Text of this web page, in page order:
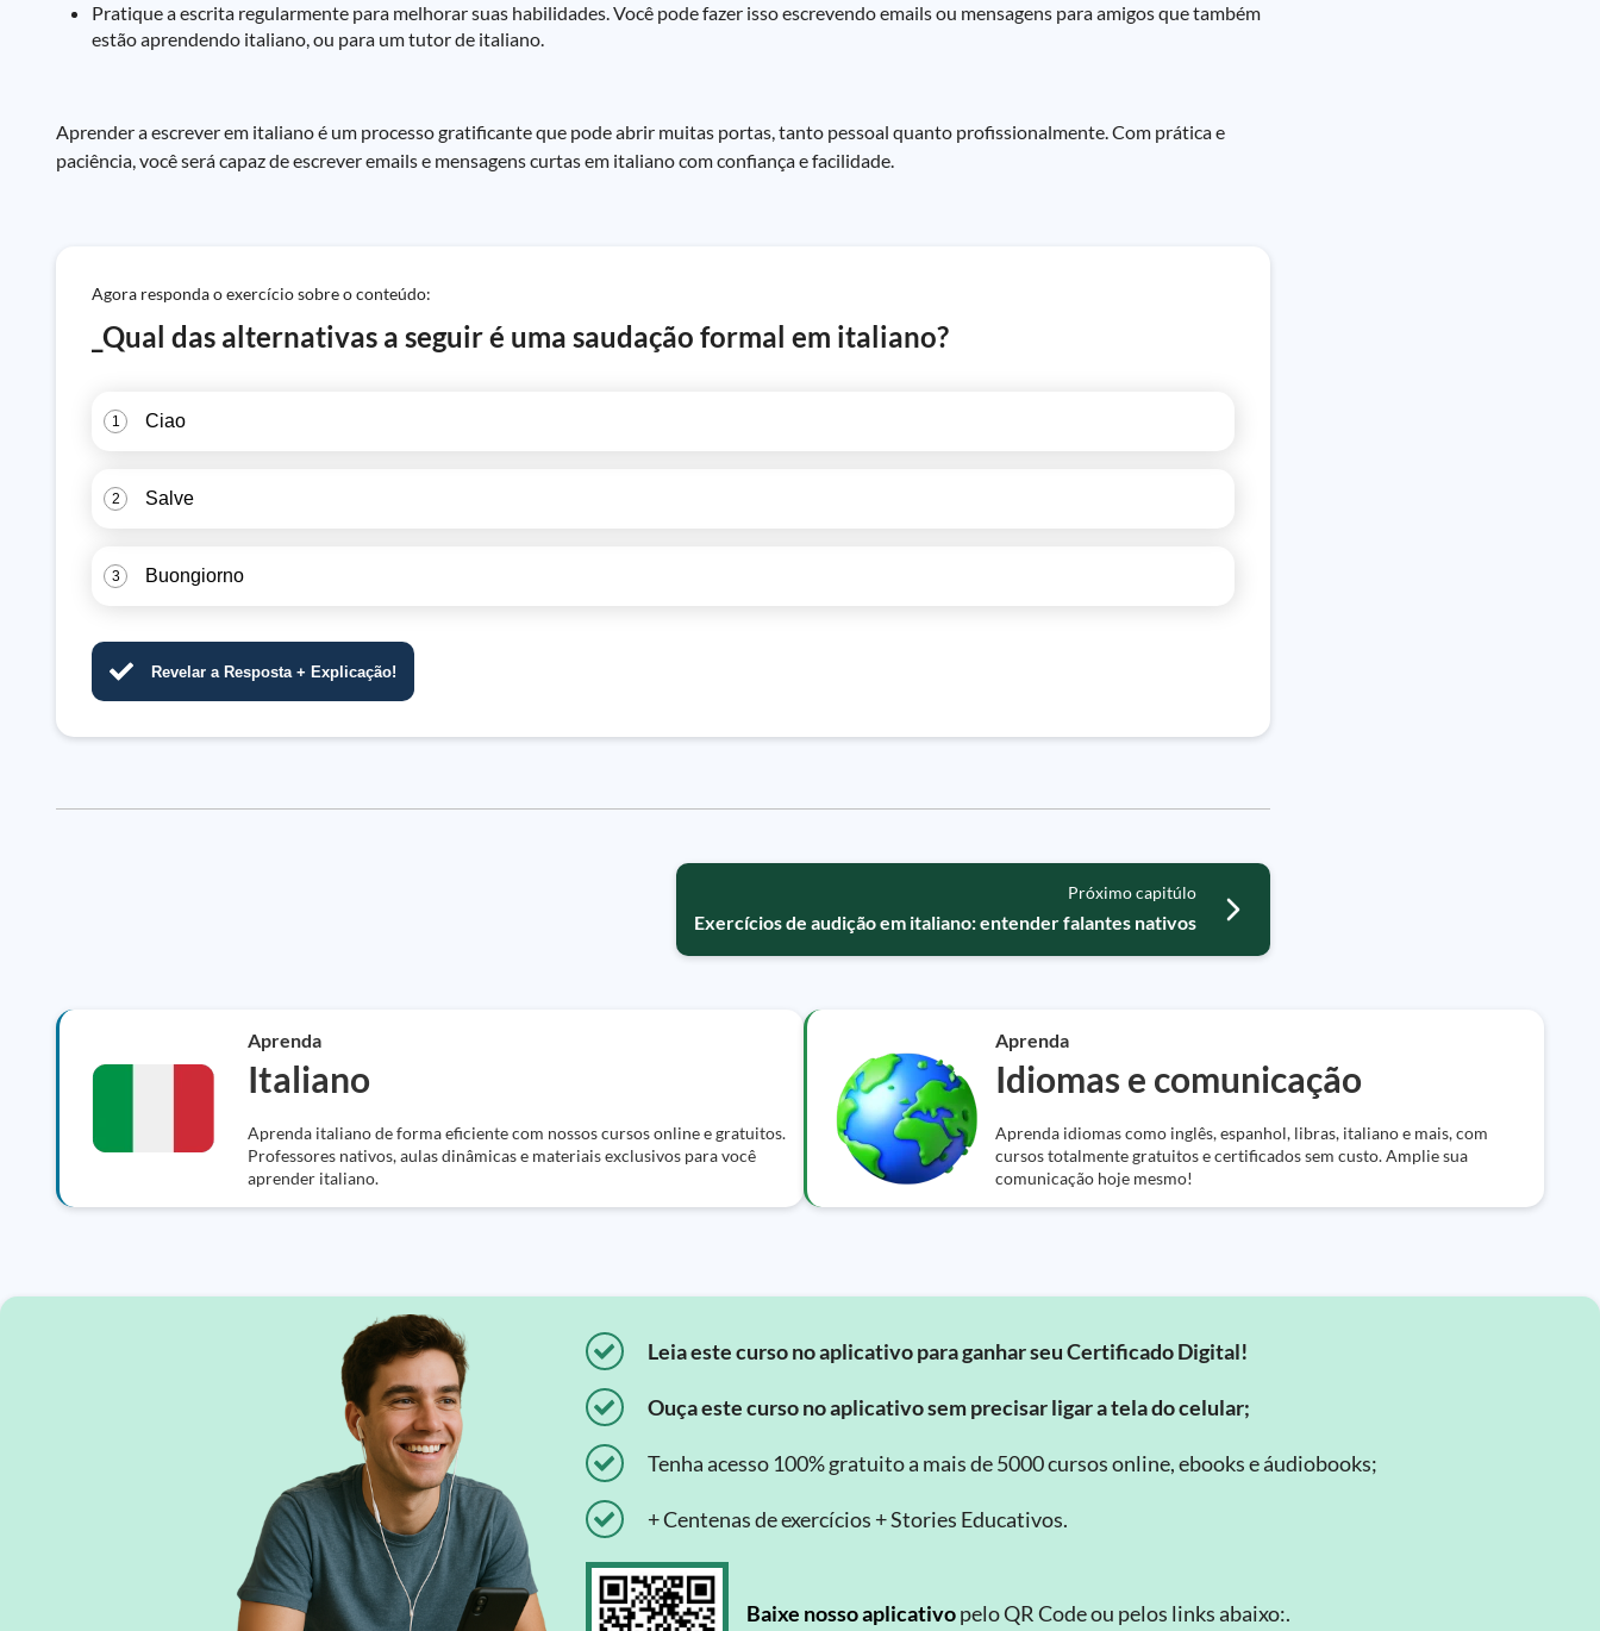
Pratique a escrita regularmente para melhorar suas habilidades. Você pode fazer isso escrevendo emails ou mensagens para amigos que também
estão aprendendo italiano, ou para um tutor de italiano.
Aprender a escrever em italiano é um processo gratificante que pode abrir muitas portas, tanto pessoal quanto profissionalmente. Com prática e
paciência, você será capaz de escrever emails e mensagens curtas em italiano com confiança e facilidade.
Agora responda o exercício sobre o conteúdo:
_Qual das alternativas a seguir é uma saudação formal em italiano?
1 Ciao
2 Salve
3 Buongiorno
Revelar a Resposta + Explicação!
Próximo capitúlo
Exercícios de audição em italiano: entender falantes nativos
Aprenda
Italiano
Aprenda italiano de forma eficiente com nossos cursos online e gratuitos.
Professores nativos, aulas dinâmicas e materiais exclusivos para você
aprender italiano.
Aprenda
Idiomas e comunicação
Aprenda idiomas como inglês, espanhol, libras, italiano e mais, com
cursos totalmente gratuitos e certificados sem custo. Amplie sua
comunicação hoje mesmo!
Leia este curso no aplicativo para ganhar seu Certificado Digital!
Ouça este curso no aplicativo sem precisar ligar a tela do celular;
Tenha acesso 100% gratuito a mais de 5000 cursos online, ebooks e áudiobooks;
+ Centenas de exercícios + Stories Educativos.
Baixe nosso aplicativopelo QR Code ou pelos links abaixo:.